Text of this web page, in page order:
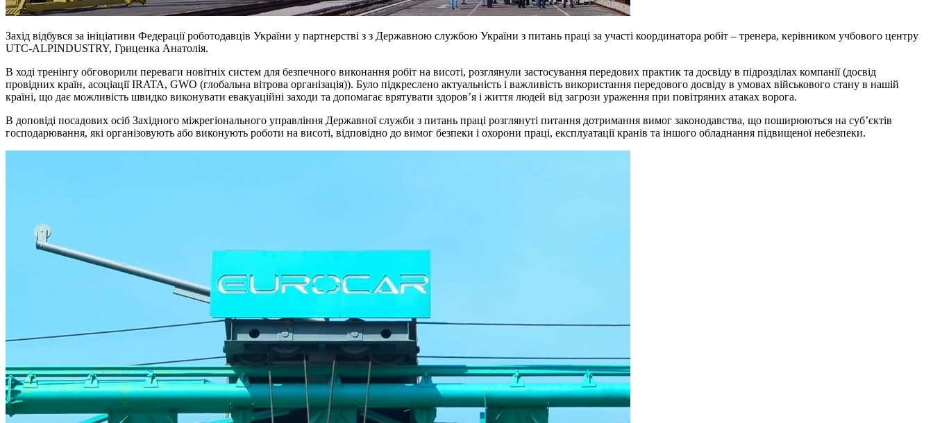
Захід відбувся за ініціативи Федерації роботодавців України у партнерстві з з Державною службою України з питань праці за участі координатора робіт – тренера, керівником учбового центру
UTC-ALPINDUSTRY, Гриценка Анатолія.
В ході тренінгу обговорили переваги новітніх систем для безпечного виконання робіт на висоті, розглянули застосування передових практик та досвіду в підрозділах компанії (досвід
провідних країн, асоціації IRATA, GWO (глобальна вітрова організація)). Було підкреслено актуальність і важливість використання передового досвіду в умовах військового стану в нашій
країні, що дає можливість швидко виконувати евакуаційні заходи та допомагає врятувати здоров’я і життя людей від загрози ураження при повітряних атаках ворога.
В доповіді посадових осіб Західного міжрегіонального управління Державної служби з питань праці розглянуті питання дотримання вимог законодавства, що поширюються на суб’єктів
господарювання, які організовують або виконують роботи на висоті, відповідно до вимог безпеки і охорони праці, експлуатації кранів та іншого обладнання підвищеної небезпеки.